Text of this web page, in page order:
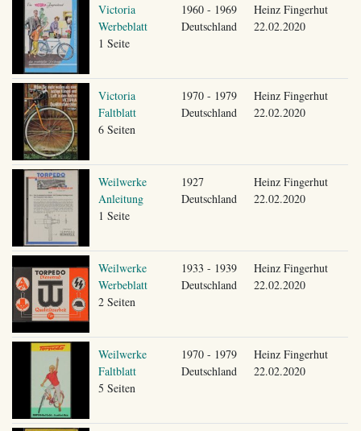
Victoria
Werbeblatt
1 Seite
1960 - 1969
Deutschland
Heinz Fingerhut
22.02.2020
Victoria
Faltblatt
6 Seiten
1970 - 1979
Deutschland
Heinz Fingerhut
22.02.2020
Weilwerke
Anleitung
1 Seite
1927
Deutschland
Heinz Fingerhut
22.02.2020
Weilwerke
Werbeblatt
2 Seiten
1933 - 1939
Deutschland
Heinz Fingerhut
22.02.2020
Weilwerke
Faltblatt
5 Seiten
1970 - 1979
Deutschland
Heinz Fingerhut
22.02.2020